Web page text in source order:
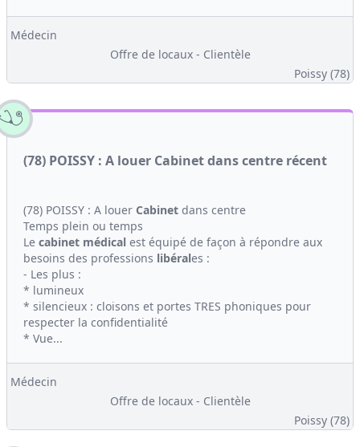
Médecin
Offre de locaux - Clientèle
Poissy (78)
(78) POISSY : A louer Cabinet dans centre récent
(78) POISSY : A louer Cabinet dans centre
Temps plein ou temps
Le cabinet médical est équipé de façon à répondre aux
besoins des professions libérales :
- Les plus :
* lumineux
* silencieux : cloisons et portes TRES phoniques pour
respecter la confidentialité
* Vue...
Médecin
Offre de locaux - Clientèle
Poissy (78)